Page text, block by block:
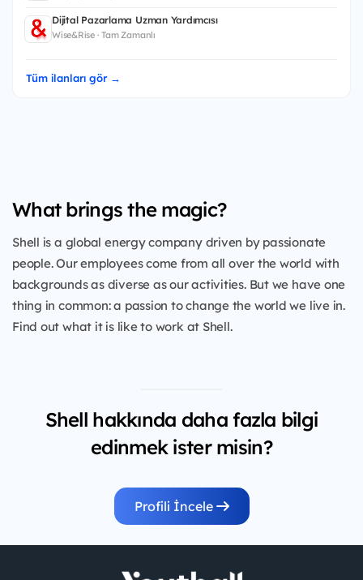
Dijital Pazarlama Uzman Yardımcısı
Wise&Rise · Tam Zamanlı
Tüm ilanları gör →
What brings the magic?
Shell is a global energy company driven by passionate
people. Our employees come from all over the world with
backgrounds as diverse as our activities. But we have one
thing in common: a passion to change the world we live in.
Find out what it is like to work at Shell.
Shell hakkında daha fazla bilgi
edinmek ister misin?
Profili İncele